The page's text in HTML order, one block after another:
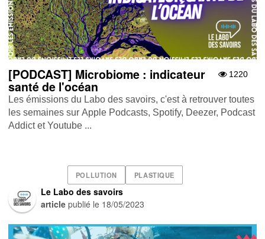
1220
[PODCAST] Microbiome : indicateur
santé de l'océan
Les émissions du Labo des savoirs, c'est à retrouver toutes
les semaines sur Apple Podcasts , Spotify , Deezer , Podcast
Addict et Youtube ...
POLLUTION PLASTIQUE
Le Labo des savoirs
article publié le 18/05/2023